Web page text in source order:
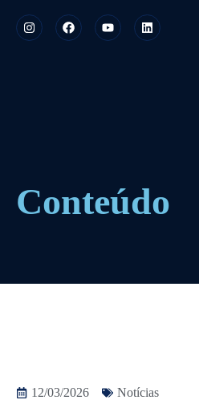
Conteúdo
12/03/2026 Notícias